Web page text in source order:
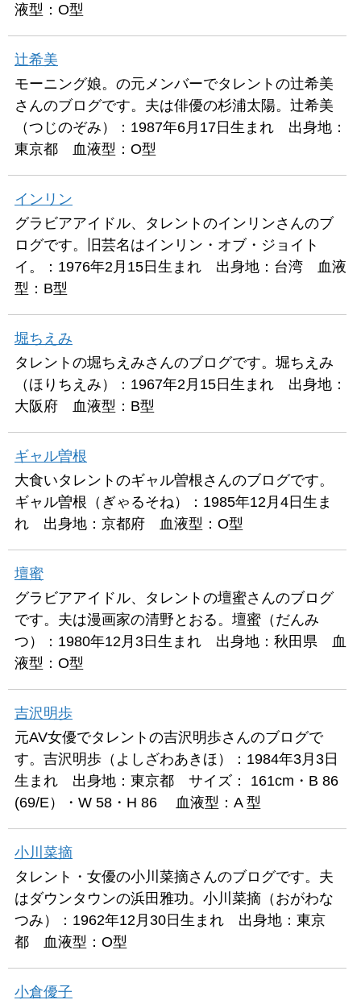
液型：O型
辻希美
モーニング娘。の元メンバーでタレントの辻希美
さんのブログです。夫は俳優の杉浦太陽。辻希美
（つじのぞみ）：1987年6月17日生まれ 出身地：
東京都 血液型：O型
インリン
グラビアアイドル、タレントのインリンさんのブ
ログです。旧芸名はインリン・オブ・ジョイト
イ。：1976年2月15日生まれ 出身地：台湾 血液
型：B型
堀ちえみ
タレントの堀ちえみさんのブログです。堀ちえみ
（ほりちえみ）：1967年2月15日生まれ 出身地：
大阪府 血液型：B型
ギャル曽根
大食いタレントのギャル曽根さんのブログです。
ギャル曽根（ぎゃるそね）：1985年12月4日生ま
れ 出身地：京都府 血液型：O型
壇蜜
グラビアアイドル、タレントの壇蜜さんのブログ
です。夫は漫画家の清野とおる。壇蜜（だんみ
つ）：1980年12月3日生まれ 出身地：秋田県 血
液型：O型
吉沢明歩
元AV女優でタレントの吉沢明歩さんのブログで
す。吉沢明歩（よしざわあきほ）：1984年3月3日
生まれ 出身地：東京都 サイズ： 161cm・B 86
(69/E）・W 58・H 86 血液型：A 型
小川菜摘
タレント・女優の小川菜摘さんのブログです。夫
はダウンタウンの浜田雅功。小川菜摘（おがわな
つみ）：1962年12月30日生まれ 出身地：東京
都 血液型：O型
小倉優子